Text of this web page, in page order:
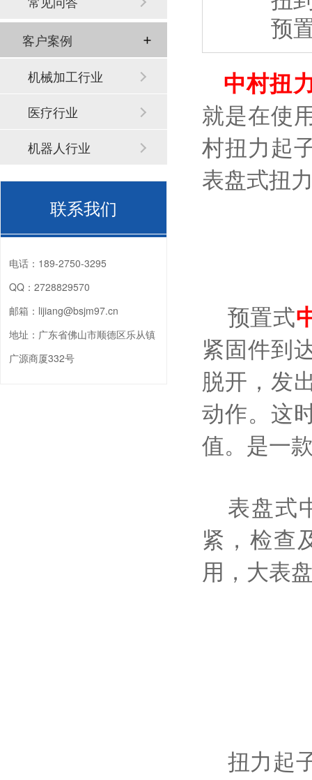
预
中村扭
就是在使
村扭力起
表盘式扭
预置式
紧固件到
脱开，发
动作。这
值。是一
表盘式
紧，检查
用，大表
扭力起
客户案例
机械加工行业
医疗行业
机器人行业
联系我们
电话： 189-2750-3295
QQ： 2728829570
邮箱： lijiang@bsjm97.cn
地址： 广东省佛山市顺德区乐从镇
广源商厦332号